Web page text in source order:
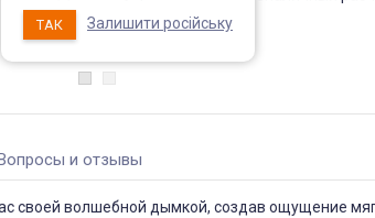
Подробнее
и отзывы
своей волшебной дымкой, создав ощущение
ТАК Залишити російську